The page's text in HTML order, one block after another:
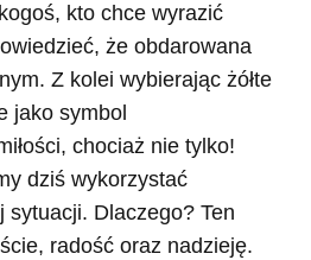
kto chce wyrazić
że obdarowana
Z kolei wybierając żółte
jako symbol
chociaż nie tylko!
dziś wykorzystać
sytuacji. Dlaczego? Ten
radość oraz nadzieję.